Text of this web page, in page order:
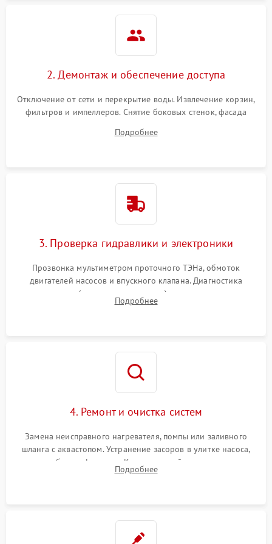
2. Демонтаж и обеспечение доступа
Отключение от сети и перекрытие воды. Извлечение корзин,
фильтров и импеллеров. Снятие боковых стенок, фасада
циркуляционному насосу, ТЭНу и сливной помпе.
Подробнее
3. Проверка гидравлики и электроники
Прозвонка мультиметром проточного ТЭНа, обмоток
двигателей насосов и впускного клапана. Диагностика
прессостата (датчика уровня воды), датчика мутности,
концевика дверцы и электронного модуля управления.
Подробнее
4. Ремонт и очистка систем
Замена неисправного нагревателя, помпы или заливного
шланга с аквастопом. Устранение засоров в улитке насоса,
патрубках и фильтрах. Компонентный ремонт платы
управления, восстановление поврежденной проводки.
Подробнее